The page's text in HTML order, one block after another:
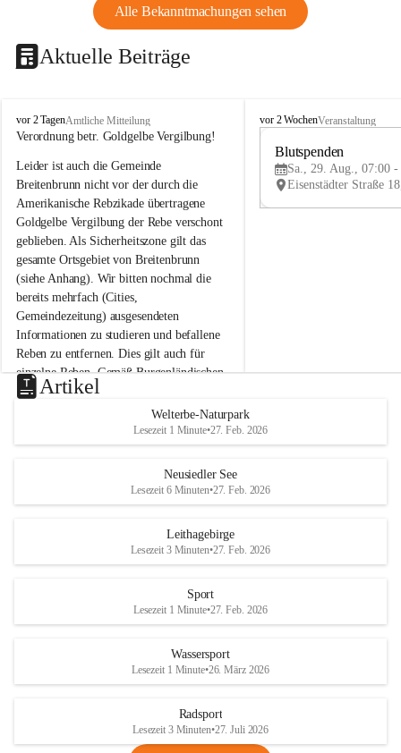
Alle Bekanntmachungen sehen
Aktuelle Beiträge
B
r
i
t
e
n
b
r
u
n
n
a
m
N
e
u
s
d
S
vor 2 TagenAmtliche Mitteilung
Verordnung betr. Goldgelbe Vergilbung!
Leider ist auch die Gemeinde
Breitenbrunn nicht vor der durch die
Amerikanische Rebzikade übertragene
Goldgelbe Vergilbung der Rebe verschont
geblieben. Als Sicherheitszone gilt das
gesamte Ortsgebiet von Breitenbrunn
(siehe Anhang). Wir bitten nochmal die
bereits mehrfach (Cities,
Gemeindezeitung) ausgesendeten
Informationen zu studieren und befallene
Reben zu entfernen. Dies gilt auch für
einzelne Reben. Gemäß Burgenländischen
Weinbaugesetz sind nicht gepflegte oder
unzulässige Weingärten zu roden! Bitte
helfen wir zusammen um unsere Winzer
vor den prognostizierten Ernteausfällen
und den daraus folgenden wirtschaftlichen
Maßnahmen zur Bekämpfung
Rebe und der Amerikanischen
Anhang VBl. EU Nr. 18
1 Seite•1,4 MB
VBl. EU Nr. 18_2026
B
e
u
e
d
r
S
vor 2 WochenVeranstaltung
Blutspenden
Sa., 29. Aug., 07:00 -
Artikel
Welterbe-Naturpark
Lesezeit 1 Minute•27. Feb. 2026
Neusiedler See
Lesezeit 6 Minuten•27. Feb. 2026
Leithagebirge
Lesezeit 3 Minuten•27. Feb. 2026
Sport
Lesezeit 1 Minute•27. Feb. 2026
Wassersport
Lesezeit 1 Minute•26. März 2026
Radsport
Lesezeit 3 Minuten•27. Juli 2026